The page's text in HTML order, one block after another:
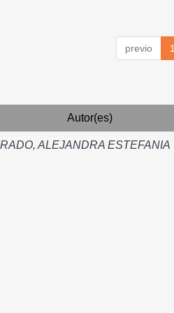
previo 1
Autor(es)
ALEJANDRA ESTEFANIA